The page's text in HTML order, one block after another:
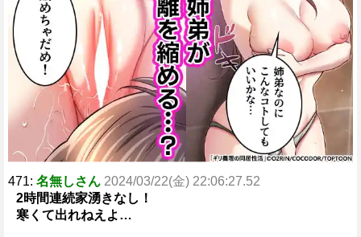
471: 名無しさん 2024/03/22(金) 22:06:27.52
2時間連続家湧きなし！
寒くて出れねえよ…